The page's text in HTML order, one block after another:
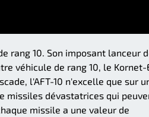
rang 10. Son imposant lanceur
véhicule de rang 10, le Kornet-
l'AFT-10 n'excelle que sur
missiles dévastatrices qui
missile a une valeur de